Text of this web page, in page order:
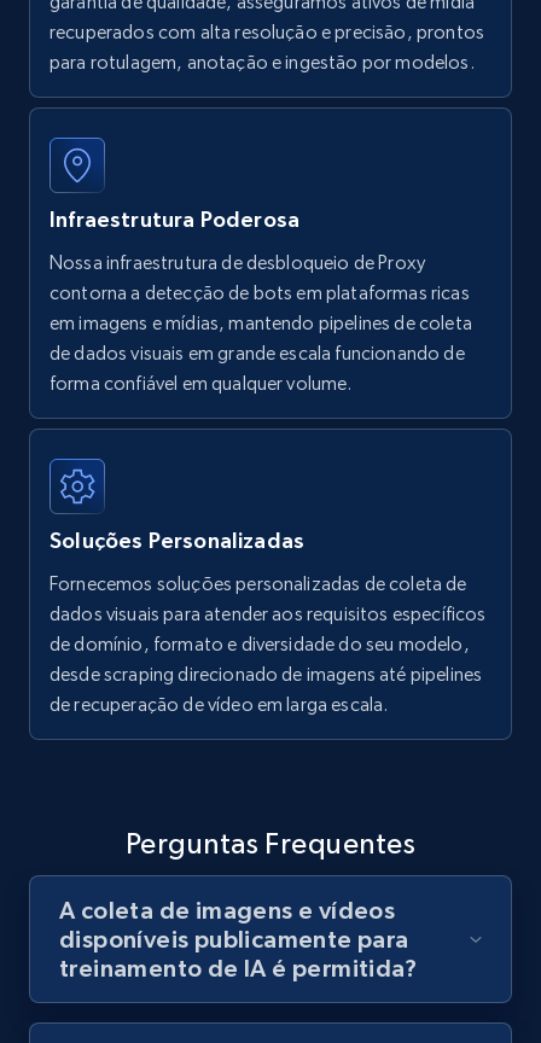
recuperados com alta resolução e precisão, prontos
para rotulagem, anotação e ingestão por modelos.
Infraestrutura Poderosa
Nossa infraestrutura de desbloqueio de Proxy
contorna a detecção de bots em plataformas ricas
em imagens e mídias, mantendo pipelines de coleta
de dados visuais em grande escala funcionando de
forma confiável em qualquer volume.
Soluções Personalizadas
Fornecemos soluções personalizadas de coleta de
dados visuais para atender aos requisitos específicos
de domínio, formato e diversidade do seu modelo,
desde scraping direcionado de imagens até pipelines
de recuperação de vídeo em larga escala.
Perguntas Frequentes
A coleta de imagens e vídeos
disponíveis publicamente para
treinamento de IA é permitida?